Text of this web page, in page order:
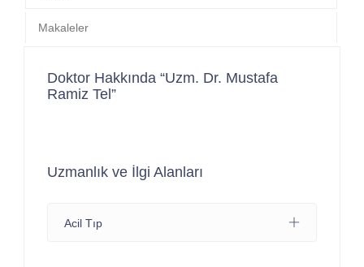
Makaleler
Doktor Hakkında “Uzm. Dr. Mustafa
Ramiz Tel”
Uzmanlık ve İlgi Alanları
Acil Tıp